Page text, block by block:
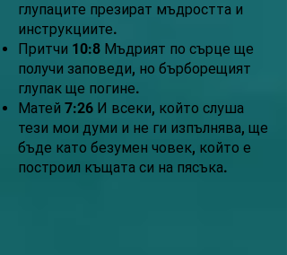
глупаците презират мъдростта и
инструкциите.
Притчи 10:8 Мъдрият по сърце ще
получи заповеди, но бърборещият
глупак ще погине.
Матей 7:26 И всеки, който слуша
тези мои думи и не ги изпълнява, ще
бъде като безумен човек, който е
построил къщата си на пясъка.